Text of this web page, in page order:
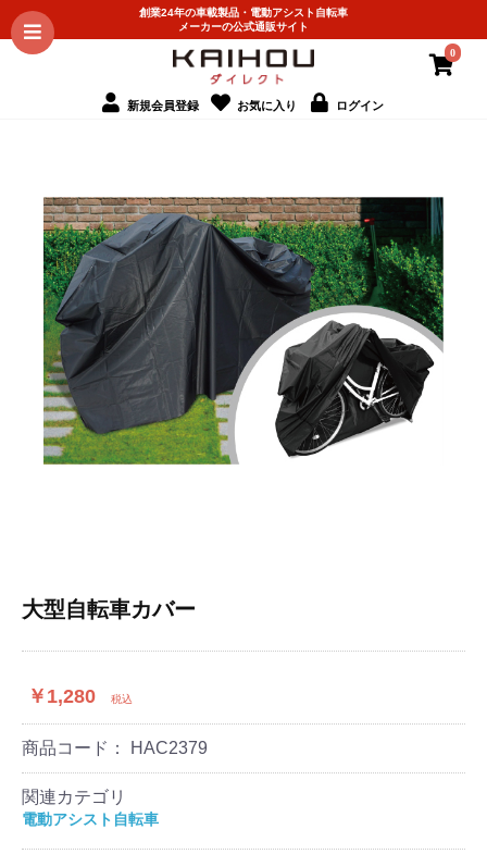
創業24年の車載製品・電動アシスト自転車
メーカーの公式通販サイト
新規会員登録 お気に入り ログイン
0
大型自転車カバー
￥1,280 税込
商品コード： HAC2379
関連カテゴリ
電動アシスト自転車